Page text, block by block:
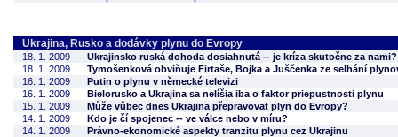
Ukrajina, Rusko a dodávky plynu do Evropy
18. 1. 2009
Ukrajinsko ruská dohoda dosiahnutá -- je kríza skutočne za nami?
18. 1. 2009
Tymošenková obviňuje Firtaše, Bojka a Juščenka ze selhání
16. 1. 2009
Putin o plynu v německé televizi
16. 1. 2009
Bielorusko a Ukrajina sa nelíšia iba o faktor priepustnosti plynu
15. 1. 2009
Může vůbec dnes Ukrajina přepravovat plyn do Evropy?
14. 1. 2009
Kdo je čí spojenec -- ve válce nebo v míru?
14. 1. 2009
Právno-ekonomické aspekty tranzitu plynu cez Ukrajinu